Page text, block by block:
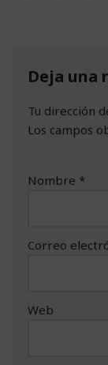
Deja una
Tu dirección
Los campos
Nombre *
Correo
Web